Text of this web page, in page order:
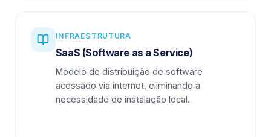
INFRAESTRUTURA
SaaS (Software as a Service)
Modelo de distribuição de software
acessado via internet, eliminando a
necessidade de instalação local.